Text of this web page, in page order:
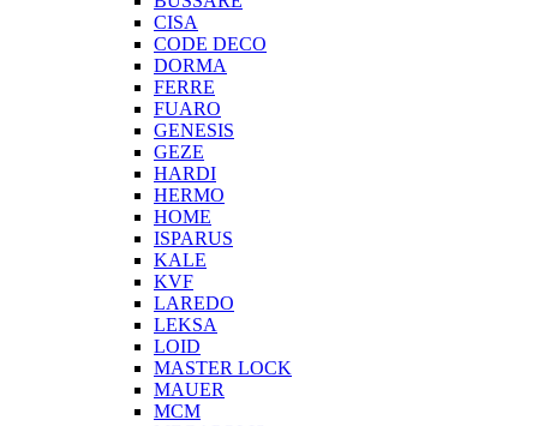
CISA
CODE DECO
DORMA
FERRE
FUARO
GENESIS
GEZE
HARDI
HERMO
HOMЕ
ISPARUS
KALE
KVF
LAREDO
LEKSA
LOID
MASTER LOCK
MAUER
MCM